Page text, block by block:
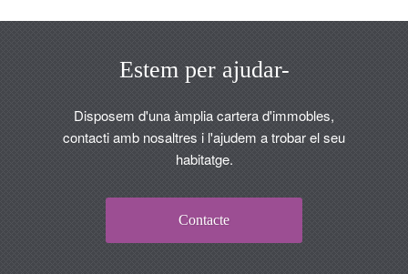
Estem per ajudar-
Disposem d'una àmplia cartera d'immobles,
contacti amb nosaltres i l'ajudem a trobar el seu
habitatge.
Contacte